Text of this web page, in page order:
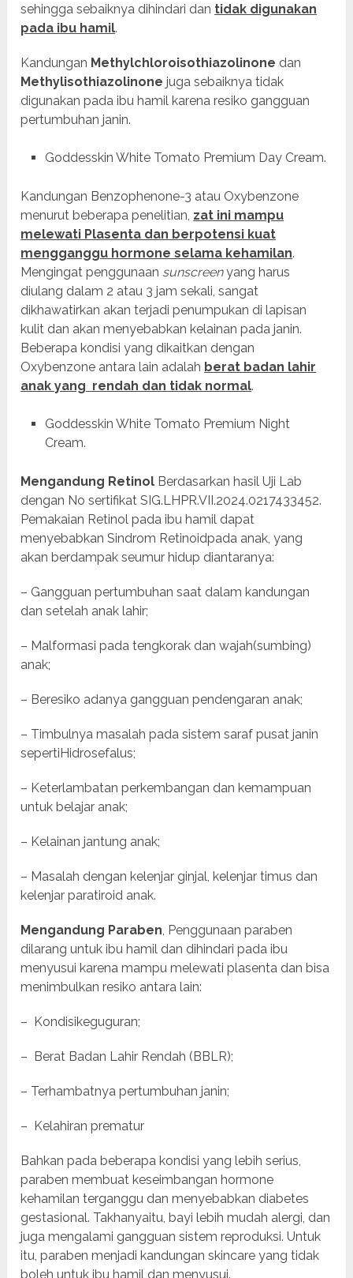
sehingga sebaiknya dihindari dan tidak digunakan
pada ibu hamil.
Kandungan Methylchloroisothiazolinone dan
Methylisothiazolinone juga sebaiknya tidak
digunakan pada ibu hamil karena resiko gangguan
pertumbuhan janin.
Goddesskin White Tomato Premium Day Cream.
Kandungan Benzophenone-3 atau Oxybenzone
menurut beberapa penelitian, zat ini mampu
melewati Plasenta dan berpotensi kuat
mengganggu hormone selama kehamilan.
Mengingat penggunaan sunscreenyang harus
diulang dalam 2 atau 3 jam sekali, sangat
dikhawatirkan akan terjadi penumpukan di lapisan
kulit dan akan menyebabkan kelainan pada janin.
Beberapa kondisi yang dikaitkan dengan
Oxybenzone antara lain adalah berat badan lahir
anak yang rendah dan tidak normal.
Goddesskin White Tomato Premium Night
Cream.
Mengandung Retinol Berdasarkan hasil Uji Lab
dengan No sertifikat SIG.LHPR.VII.2024.0217433452.
Pemakaian Retinol pada ibu hamil dapat
menyebabkan Sindrom Retinoidpada anak, yang
akan berdampak seumur hidup diantaranya:
– Gangguan pertumbuhan saat dalam kandungan
dan setelah anak lahir;
– Malformasi pada tengkorak dan wajah(sumbing)
anak;
– Beresiko adanya gangguan pendengaran anak;
– Timbulnya masalah pada sistem saraf pusat janin
sepertiHidrosefalus;
– Keterlambatan perkembangan dan kemampuan
untuk belajar anak;
– Kelainan jantung anak;
– Masalah dengan kelenjar ginjal, kelenjar timus dan
kelenjar paratiroid anak.
Mengandung Paraben , Penggunaan paraben
dilarang untuk ibu hamil dan dihindari pada ibu
menyusui karena mampu melewati plasenta dan bisa
menimbulkan resiko antara lain:
– Kondisikeguguran;
– Berat Badan Lahir Rendah (BBLR);
– Terhambatnya pertumbuhan janin;
– Kelahiran prematur
Bahkan pada beberapa kondisi yang lebih serius,
paraben membuat keseimbangan hormone
kehamilan terganggu dan menyebabkan diabetes
gestasional. Takhanyaitu, bayi lebih mudah alergi, dan
juga mengalami gangguan sistem reproduksi. Untuk
itu, paraben menjadi kandungan skincare yang tidak
boleh untuk ibu hamil dan menyusui.